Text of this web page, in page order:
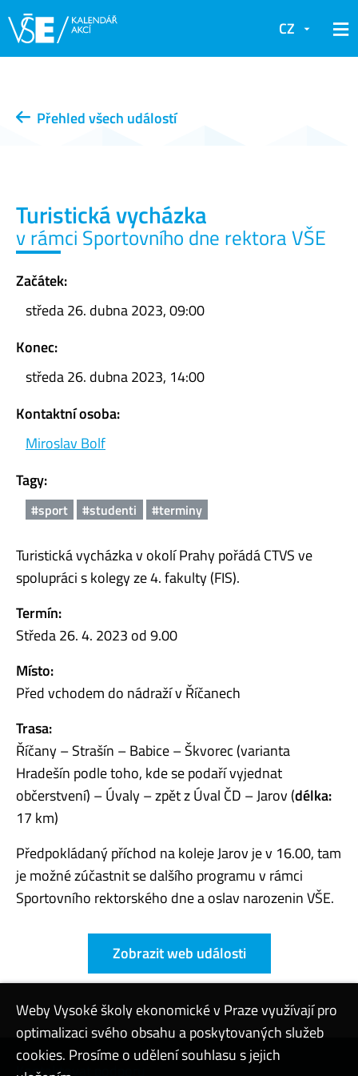
CZ
Přehled všech událostí
Turistická vycházka
v rámci Sportovního dne rektora VŠE
Začátek:
středa 26. dubna 2023, 09:00
Konec:
středa 26. dubna 2023, 14:00
Kontaktní osoba:
Miroslav Bolf
Tagy:
#sport #studenti #terminy
Turistická vycházka v okolí Prahy pořádá CTVS ve
spolupráci s kolegy ze 4. fakulty (FIS).
Termín:
Středa 26. 4. 2023 od 9.00
Místo:
Před vchodem do nádraží v Říčanech
Trasa:
Říčany – Strašín – Babice – Škvorec (varianta
Hradešín podle toho, kde se podaří vyjednat
občerstvení) – Úvaly – zpět z Úval ČD – Jarov (délka:
17 km)
Předpokládaný příchod na koleje Jarov je v 16.00, tam
je možné zúčastnit se dalšího programu v rámci
Sportovního rektorského dne a oslav narozenin VŠE.
Zobrazit web události
Kontaktovat podporu
Weby Vysoké školy ekonomické v Praze využívají pro
optimalizaci svého obsahu a poskytovaných služeb
cookies. Prosíme o udělení souhlasu s jejich